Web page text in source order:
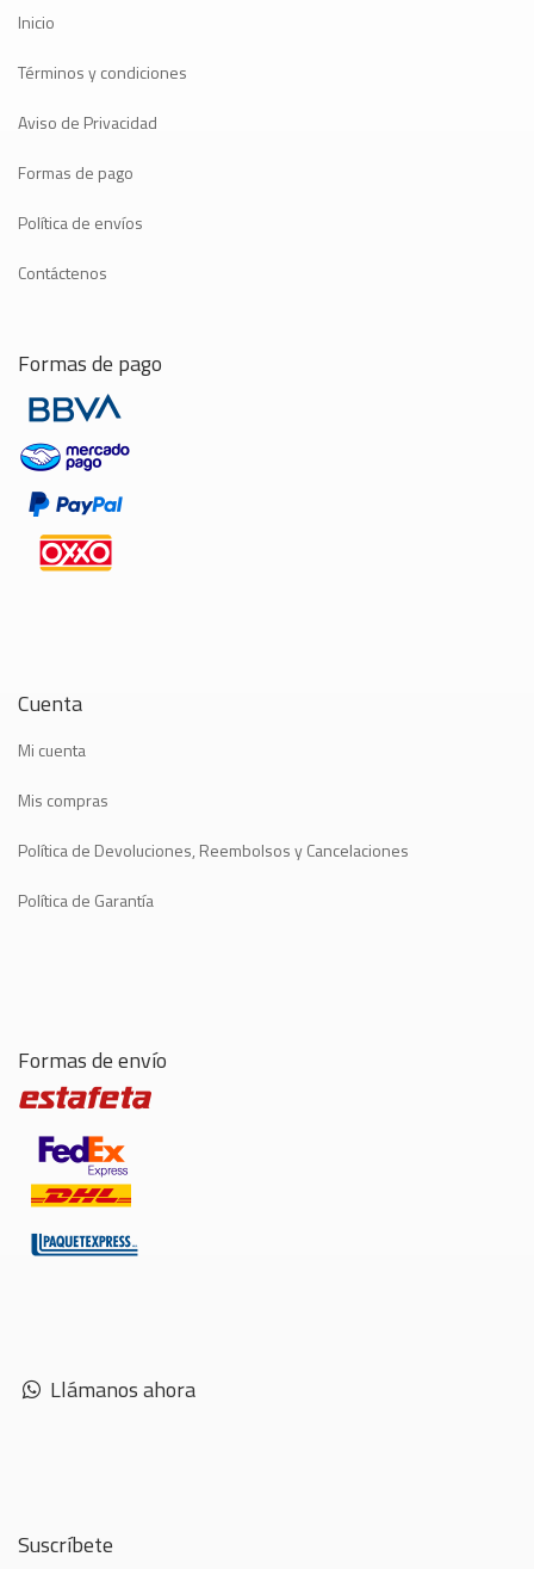
Inicio
Términos y condiciones
Aviso de Privacidad
Formas de pago
Política de envíos
Contáctenos
Formas de pago
Cuenta
Mi cuenta
Mis compras
Política de Devoluciones, Reembolsos y Cancelaciones
Política de Garantía
Formas de envío
Llámanos ahora
Suscríbete